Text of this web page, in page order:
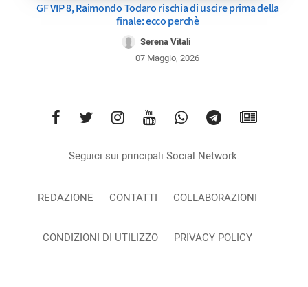
GF VIP 8, Raimondo Todaro rischia di uscire prima della
finale: ecco perchè
Serena Vitali
07 Maggio, 2026
Seguici sui principali Social Network.
REDAZIONE CONTATTI COLLABORAZIONI
CONDIZIONI DI UTILIZZO PRIVACY POLICY